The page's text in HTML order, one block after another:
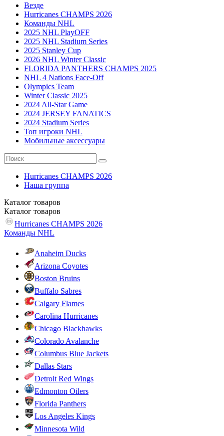
Везде
Hurricanes CHAMPS 2026
Команды NHL
2025 NHL PlayOFF
2025 NHL Stadium Series
2025 Stanley Cup
2026 NHL Winter Classic
FLORIDA PANTHERS CHAMPS 2025
NHL 4 Nations Face-Off
Olympics Team
Winter Classic 2025
2024 All-Star Game
2024 JERSEY FANATICS
2024 Stadium Series
Топ игроки NHL
Мобильные аксессуары
Hurricanes CHAMPS 2026
Наша группа
Каталог товаров
Каталог товаров
Hurricanes CHAMPS 2026
Команды NHL
Anaheim Ducks
Arizona Coyotes
Boston Bruins
Buffalo Sabres
Calgary Flames
Carolina Hurricanes
Chicago Blackhawks
Colorado Avalanche
Columbus Blue Jackets
Dallas Stars
Detroit Red Wings
Edmonton Oilers
Florida Panthers
Los Angeles Kings
Minnesota Wild